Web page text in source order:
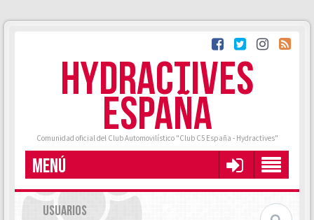
HYDRACTIVES
ESPAÑA
Comunidad oficial del Club Automovilístico "Club C5 España - Hydractives"
MENÚ
USUARIOS